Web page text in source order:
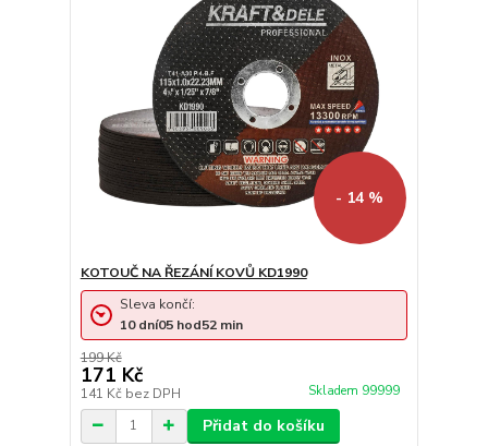
- 14 %
KOTOUČ NA ŘEZÁNÍ KOVŮ KD1990
199 Kč
171 Kč
141 Kč bez DPH Skladem 99999
Sleva končí:
10 dní05 hod52 min
Přidat do košíku